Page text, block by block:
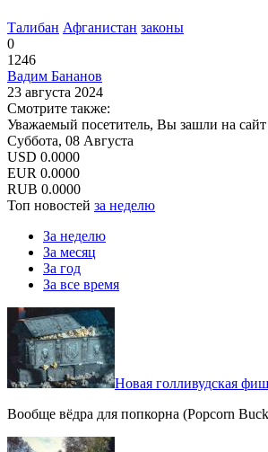
Талибан Афганистан законы
0
1246
Вадим Бананов
23 августа 2024
Смотрите также:
Уважаемый посетитель, Вы зашли на
Суббота, 08 Августа
USD 0.0000
EUR 0.0000
RUB 0.0000
Топ новостей за неделю
За неделю
За месяц
За год
За все время
Новая голливудская
Вообще вёдра для попкорна (Popcorn